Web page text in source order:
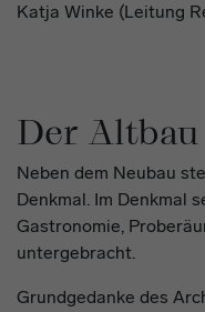
Katja Winke (Leitung
Der Altbau
Neben dem Neubau
Denkmal. Im Denkmal
Gastronomie,
untergebracht.
Grundgedanke des